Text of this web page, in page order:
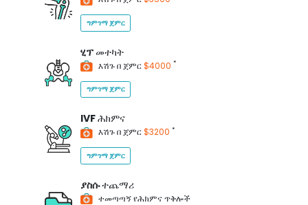
ግምገማ ጀምር
ሂፕመተካት
እሽጉ በ ጀምር$4000 *
ግምገማ ጀምር
IVFሕክምና
እሽጉ በ ጀምር$3200 *
ግምገማ ጀምር
ያስሱተጨማሪ
ተመጣጣኝ የሕክምና ጥቅሎች